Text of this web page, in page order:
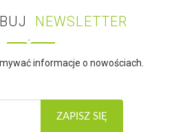
NEWSLETTER
informacje o nowościach.
ZAPISZ SIĘ